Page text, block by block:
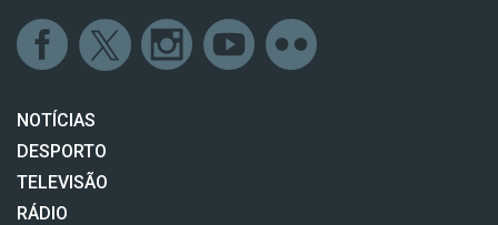
NOTÍCIAS
DESPORTO
TELEVISÃO
RÁDIO